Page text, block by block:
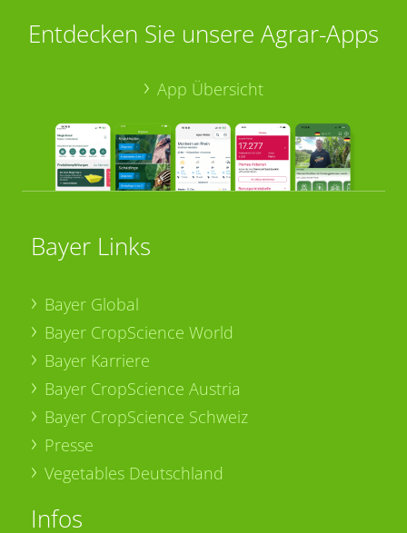
Entdecken Sie unsere Agrar-Apps
App Übersicht
Bayer Links
Bayer Global
Bayer CropScience World
Bayer Karriere
Bayer CropScience Austria
Bayer CropScience Schweiz
Presse
Vegetables Deutschland
Infos